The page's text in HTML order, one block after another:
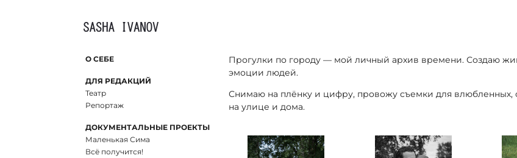
О СЕБЕ
ДЛЯ РЕДАКЦИЙ
Театр
Репортаж
ДОКУМЕНТАЛЬНЫЕ ПРОЕКТЫ
Маленькая Сима
Всё получится!
Прогулки по городу — мой личный архив времени. Создаю
эмоции людей.
Снимаю на плёнку и цифру, провожу съемки для
на улице и дома.